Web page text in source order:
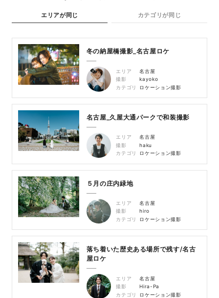
エリアが同じ カテゴリが同じ
冬の納屋橋撮影_名古屋ロケ
エリア
名古屋
撮影
kayoko
カテゴリ
ロケーション撮影
名古屋_久屋大通パークで和装撮影
エリア
名古屋
撮影
haku
カテゴリ
ロケーション撮影
５月の庄内緑地
エリア
名古屋
撮影
hiro
カテゴリ
ロケーション撮影
落ち着いた歴史ある場所で残す/名古
屋ロケ
エリア
名古屋
撮影
Hira-Pa
カテゴリ
ロケーション撮影